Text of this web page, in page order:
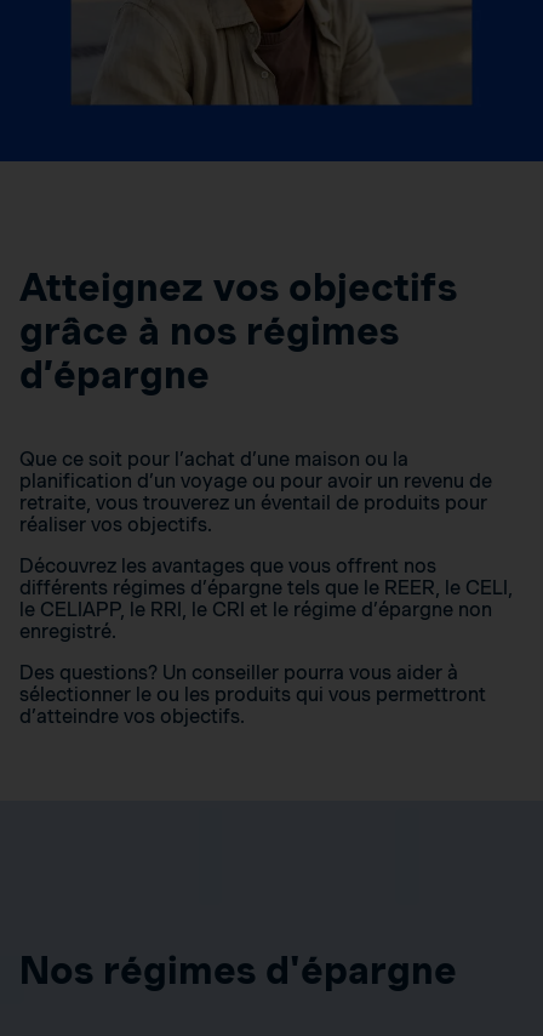
Atteignez vos objectifs
grâce à nos régimes
d’épargne
Que ce soit pour l’achat d’une maison ou la
planification d’un voyage ou pour avoir un revenu de
retraite, vous trouverez un éventail de produits pour
réaliser vos objectifs.
Découvrez les avantages que vous offrent nos
différents régimes d’épargne tels que le REER, le CELI,
le CELIAPP, le RRI, le CRI et le régime d’épargne non
enregistré.
Des questions? Un conseiller pourra vous aider à
sélectionner le ou les produits qui vous permettront
d’atteindre vos objectifs.
Nos régimes d'épargne